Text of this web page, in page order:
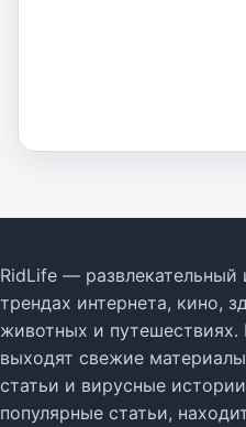
RidLife —
трендах интернета, кино,
животных и
выходят свежие
статьи и вирусные
популярные статьи,